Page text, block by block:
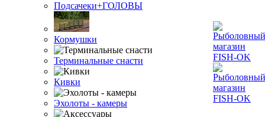
Подсачеки+ГОЛОВЫ
Кормушки
Терминальные снасти
Кивки
Эхолоты - камеры